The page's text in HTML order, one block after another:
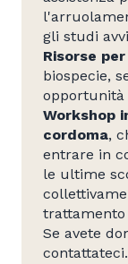
gli studi
Risorse
biospecie,
opportunità
Workshop
cordoma,
entrare in
le ultime
trattamento
Se avete
contattateci.